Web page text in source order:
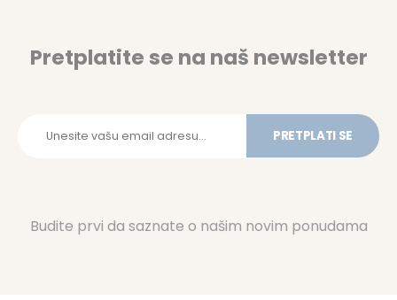
Pretplatite se na naš newsletter
PRETPLATI SE
Budite prvi da saznate o našim novim ponudama